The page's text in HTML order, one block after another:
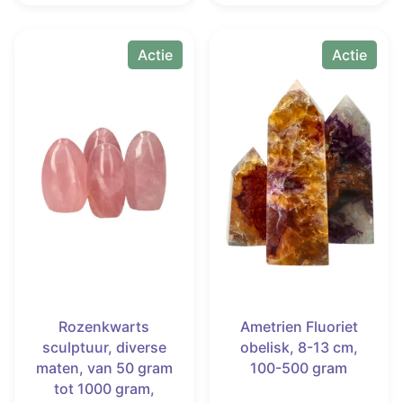
product
heeft
Deze
optie
kan
gekozen
worden
product
heeft
meerdere
variaties.
Deze
optie
kan
gekozen
worden
op
de
Actie
Rozenkwarts
sculptuur, diverse
maten, van 50 gram
tot 1000 gram,
Actie
Ametrien Fluoriet
obelisk, 8-13 cm,
100-500 gram